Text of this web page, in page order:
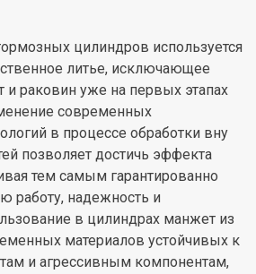
цилиндров используется
литье, исключающее
и раковин уже на первых этапах
современных
в процессе обработки вну
позволяет достичь эффекта
тем самым гарантированно
работу, надежность и
в цилиндрах манжет из
материалов устойчивых к
и агрессивным компонентам,